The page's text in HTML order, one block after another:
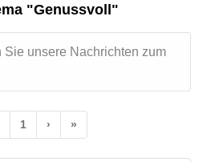
"Genussvoll"
unsere Nachrichten zum
1 › »